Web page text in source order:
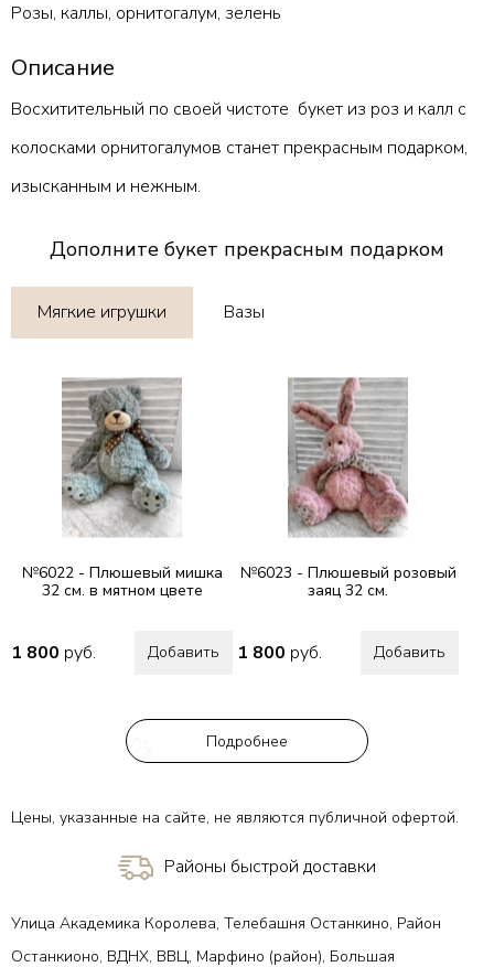
Розы, каллы, орнитогалум, зелень
Описание
Восхитительный по своей чистоте букет из роз и калл с
колосками орнитогалумов станет прекрасным подарком,
изысканным и нежным.
Дополните букет прекрасным подарком
Мягкие игрушки Вазы
№6022 - Плюшевый мишка
32 см. в мятном цвете
1 800 руб. Добавить
№6023 - Плюшевый розовый
заяц 32 см.
1 800 руб. Добавить
Подробнее
Цены, указанные на сайте, не являются публичной офертой.
Районы быстрой доставки
Улица Академика Королева, Телебашня Останкино, Район
Останкионо, ВДНХ, ВВЦ, Марфино (район), Большая